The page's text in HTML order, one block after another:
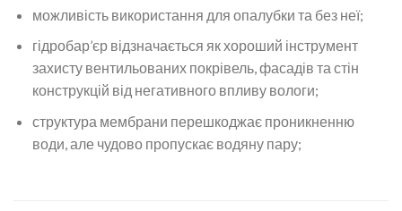
можливість використання для опалубки та без неї;
гідробар’єр відзначається як хороший інструмент
захисту вентильованих покрівель, фасадів та стін
конструкцій від негативного впливу вологи;
структура мембрани перешкоджає проникненню
води, але чудово пропускає водяну пару;